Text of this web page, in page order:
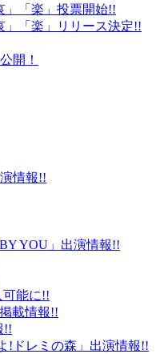
」「楽」投票開始!!
」「楽」リリース決定!!
開！
情報!!
YOU」出演情報!!
可能に!!
載情報!!
!!
!ドレミの森」出演情報!!